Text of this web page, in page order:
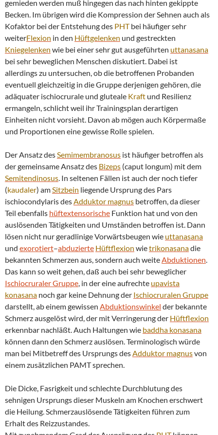
gemieden werden muß hingegen das nach hinten gekippte
Becken. Im übrigen wird die Kompression der Sehnen auch als
Kofaktor bei der Entstehung des PHTbei häufiger sehr
weiterFlexion in den Hüftgelenken und gestreckten
Kniegelenken wie bei einer sehr gut ausgeführten uttanasana
bei sehr beweglichen Menschen diskutiert. Dabei ist
allerdings zu untersuchen, ob die betroffenen Probanden
eventuell gleichzeitig in die Gruppe derjenigen gehören, die
adäquater ischiocrurale und gluteale Kraft und Resilienz
ermangeln, schlicht weil ihr Trainingsplan derartigen
Einheiten nicht vorsieht. Davon ab mögen auch Körpermaße
und Proportionen eine gewisse Rolle spielen.
Der Ansatz desSemimembranosus ist häufiger betroffen als
der gemeinsame Ansatz des Bizeps (caput longum) mit dem
Semitendinosus. In seltenen Fällen ist auch der noch tiefer
(kaudaler) amSitzbein liegende Ursprung des Pars
ischiocondylaris desAdduktor magnus betroffen, da dieser
Teil ebenfalls hüftextensorische Funktion hat und von den
auslösenden Tätigkeiten und Umständen betroffen ist. Dann
lösen nicht nur geradlinige Vorwärtsbeugen wie uttanasana
und exorotiert–abduzierte Hüftflexion wietrikonasanadie
bekannten Schmerzen aus, sondern auch weiteAbduktionen.
Das kann so weit gehen, daß auch bei sehr beweglicher
Ischiocruraler Gruppe, in der eine aufrechte upavista
konasana noch gar keine Dehnung der Ischiocruralen Gruppe
darstellt, ab einem gewissen Abduktionswinkel der bekannte
Schmerz ausgelöst wird, der mit Verringerung der Hüftflexion
erkennbar nachläßt. Auch Haltungen wie baddha konasana
können dann den Schmerz auslösen. Terminologisch würde
man bei Mitbetreff des Ursprungs desAdduktor magnusvon
einem zusätzlichen PAMT sprechen.
Die Dicke, Fasrigkeit und schlechte Durchblutung des
sehnigen Ursprungs dieser Muskeln am Knochen erschwert
die Heilung. Schmerzauslösende Tätigkeiten führen zum
Erhalt des Reizzustandes.